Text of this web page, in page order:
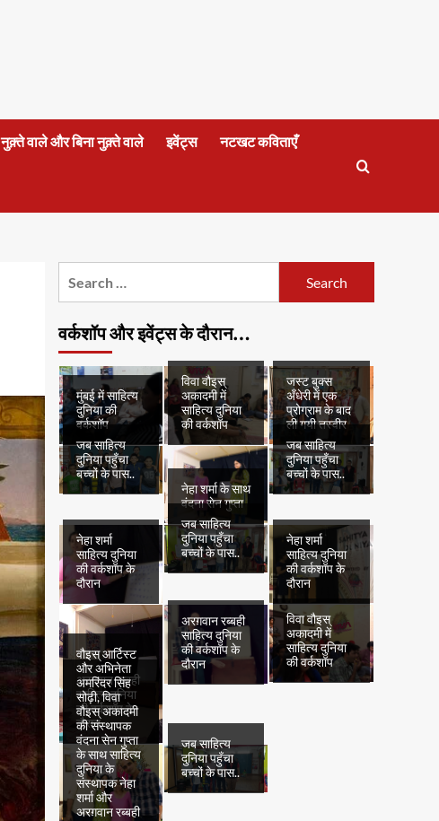
नुक़्ते वाले और बिना नुक़्ते वाले इवेंट्स नटखट कविताएँ
वर्कशॉप और इवेंट्स के दौरान…
मुंबई में साहित्य
दुनिया की
वर्कशॉप
विवा वौइस्
अकादमी में
साहित्य दुनिया
की वर्कशॉप
जस्ट बुक्स
अँधेरी में एक
प्रोग्राम के बाद
ली गयी तस्वीर
जब साहित्य
दुनिया पहुँचा
बच्चों के पास..
नेहा शर्मा के साथ
वंदना सेन गुप्ता
जब साहित्य
दुनिया पहुँचा
बच्चों के पास..
नेहा शर्मा
साहित्य दुनिया
की वर्कशॉप के
दौरान
जब साहित्य
दुनिया पहुँचा
बच्चों के पास..
नेहा शर्मा
साहित्य दुनिया
की वर्कशॉप के
दौरान
अरग़वान रब्बही
साहित्य दुनिया
की वर्कशॉप के
दौरान
अरग़वान रब्बही
साहित्य दुनिया
की वर्कशॉप के
दौरान
विवा वौइस्
अकादमी में
साहित्य दुनिया
की वर्कशॉप
वौइस् आर्टिस्ट
और अभिनेता
अमरिंदर सिंह
सोढ़ी, विवा
वौइस् अकादमी
की संस्थापक
वंदना सेन गुप्ता
के साथ साहित्य
दुनिया के
संस्थापक नेहा
शर्मा और
अरग़वान रब्बही
जब साहित्य
दुनिया पहुँचा
बच्चों के पास..